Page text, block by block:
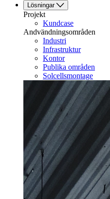
Lösningar
Projekt
Kundcase
Andvändningsområden
Industri
Infrastruktur
Kontor
Publika områden
Solcellsmontage